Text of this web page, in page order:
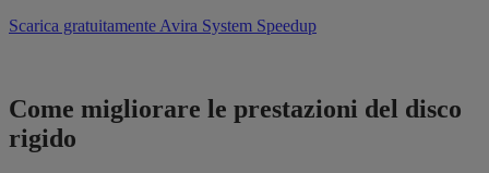
Scarica gratuitamente Avira System Speedup
Come migliorare le prestazioni del disco
rigido